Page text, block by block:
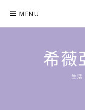
content
MENU
希薇
生